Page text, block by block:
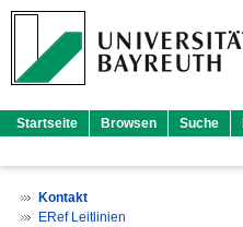
Startseite Browsen Suche
Kontakt
ERef Leitlinien